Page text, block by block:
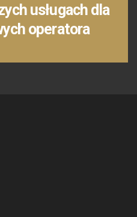
usługach dla
operatora